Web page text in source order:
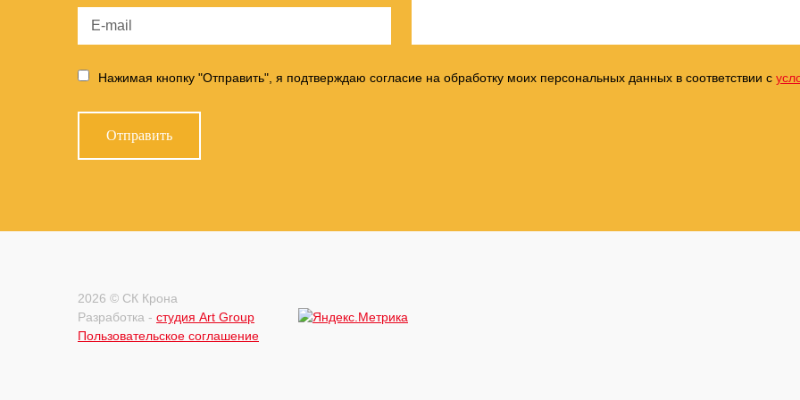
Нажимая кнопку "Отправить", я подтверждаю согласие на обработку моих персональных данных в соответствии с
2026 © СК Крона
Разработка - студия Art Group
Пользовательское соглашение